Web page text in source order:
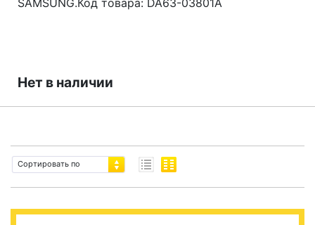
SAMSUNG.Код товара: DA63-03801A
Нет в наличии
Сортировать по